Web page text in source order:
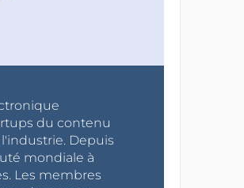
du contenu
Depuis
mondiale à
Les membres